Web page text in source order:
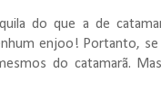
do que a de
enjoo! Portanto, se
do catamarã.